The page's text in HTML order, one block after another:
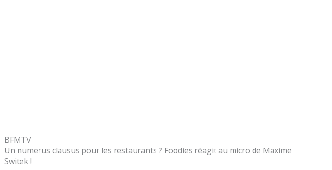
BFMTV
Un numerus clausus pour les restaurants ? Foodies réagit au micro de Maxime
Switek !